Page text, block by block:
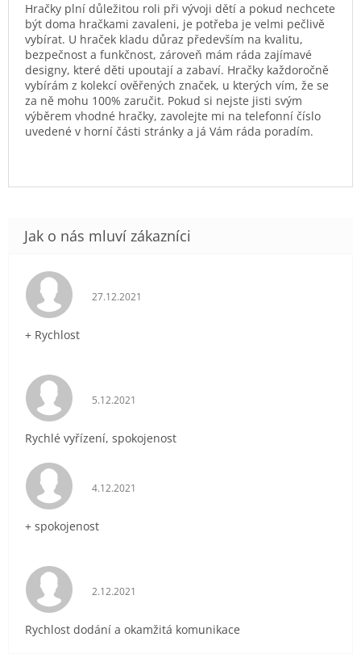
Hračky plní důležitou roli při vývoji dětí a pokud nechcete
být doma hračkami zavaleni, je potřeba je velmi pečlivě
vybírat. U hraček kladu důraz především na kvalitu,
bezpečnost a funkčnost, zároveň mám ráda zajímavé
designy, které děti upoutají a zabaví. Hračky každoročně
vybírám z kolekcí ověřených značek, u kterých vím, že se
za ně mohu 100% zaručit. Pokud si nejste jisti svým
výběrem vhodné hračky, zavolejte mi na telefonní číslo
uvedené v horní části stránky a já Vám ráda poradím.
Hodnocení obchodu je 5 z 5 hvězdiček.
27.12.2021
+ Rychlost
Hodnocení obchodu je 5 z 5 hvězdiček.
5.12.2021
Rychlé vyřízení, spokojenost
Hodnocení obchodu je 5 z 5 hvězdiček.
4.12.2021
+ spokojenost
Hodnocení obchodu je 5 z 5 hvězdiček.
2.12.2021
Rychlost dodání a okamžitá komunikace